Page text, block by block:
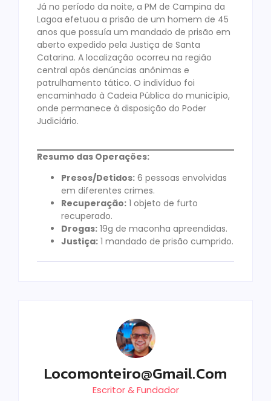
Já no período da noite, a PM de Campina da
Lagoa efetuou a prisão de um homem de 45
anos que possuía um mandado de prisão em
aberto expedido pela Justiça de Santa
Catarina. A localização ocorreu na região
central após denúncias anônimas e
patrulhamento tático. O indivíduo foi
encaminhado à Cadeia Pública do município,
onde permanece à disposição do Poder
Judiciário.
Resumo das Operações:
Presos/Detidos: 6 pessoas envolvidas
em diferentes crimes.
Recuperação: 1 objeto de furto
recuperado.
Drogas: 19g de maconha apreendidas.
Justiça: 1 mandado de prisão cumprido.
Locomonteiro@gmail.com
Escritor & Fundador